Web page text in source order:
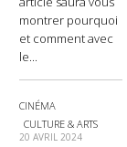
montrer pourquoi
et comment avec
le...
CINÉMA
CULTURE & ARTS
20 AVRIL 2024